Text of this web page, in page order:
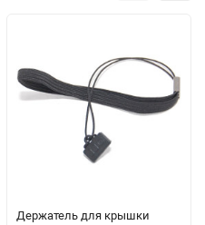
Держатель для крышки